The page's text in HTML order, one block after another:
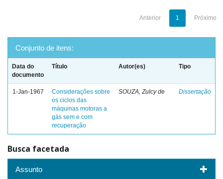
Anterior 1 Próximo
Conjunto de itens:
Data do
documento
Título Autor(es) Tipo
1-Jan-1967
Considerações sobre
os ciclos das
máquinas motoras a
gás sem e com
recuperação
SOUZA, Zulcy de Dissertação
Busca facetada
Assunto